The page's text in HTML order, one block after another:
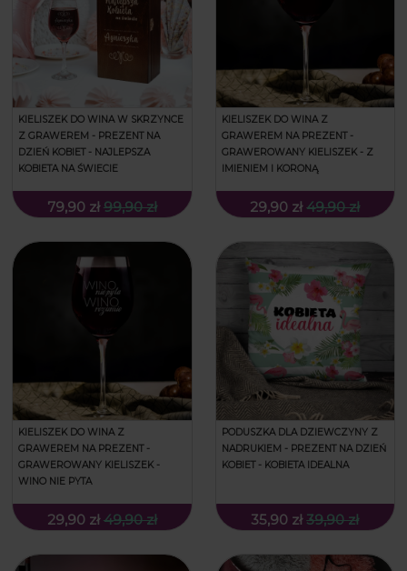
KIELISZEK DO WINA W SKRZYNCE
Z GRAWEREM - PREZENT NA
DZIEŃ KOBIET - NAJLEPSZA
KOBIETA NA ŚWIECIE
79,90 zł 99,90 zł
KIELISZEK DO WINA Z
GRAWEREM NA PREZENT -
GRAWEROWANY KIELISZEK - Z
IMIENIEM I KORONĄ
29,90 zł 49,90 zł
KIELISZEK DO WINA Z
GRAWEREM NA PREZENT -
GRAWEROWANY KIELISZEK -
WINO NIE PYTA
29,90 zł 49,90 zł
PODUSZKA DLA DZIEWCZYNY Z
NADRUKIEM - PREZENT NA DZIEŃ
KOBIET - KOBIETA IDEALNA
35,90 zł 39,90 zł